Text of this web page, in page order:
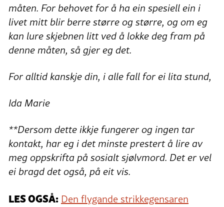
måten. For behovet for å ha ein spesiell ein i
livet mitt blir berre større og større, og om eg
kan lure skjebnen litt ved å lokke deg fram på
denne måten, så gjer eg det.
For alltid kanskje din, i alle fall for ei lita stund,
Ida Marie
**Dersom dette ikkje fungerer og ingen tar
kontakt, har eg i det minste prestert å lire av
meg oppskrifta på sosialt sjølvmord. Det er vel
ei bragd det også, på eit vis.
LES OGSÅ: Den flygande strikkegensaren